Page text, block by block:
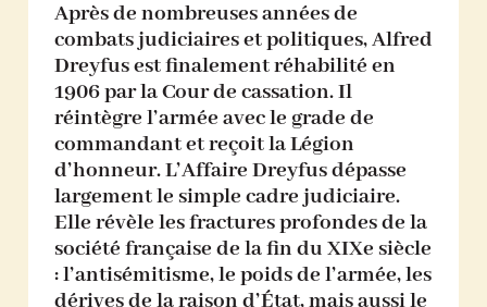
Après de nombreuses années de
combats judiciaires et politiques, Alfred
Dreyfus est finalement réhabilité en
1906 par la Cour de cassation. Il
réintègre l’armée avec le grade de
commandant et reçoit la Légion
d’honneur. L’Affaire Dreyfus dépasse
largement le simple cadre judiciaire.
Elle révèle les fractures profondes de la
société française de la fin du XIXe siècle
: l’antisémitisme, le poids de l’armée, les
dérives de la raison d’État, mais aussi le